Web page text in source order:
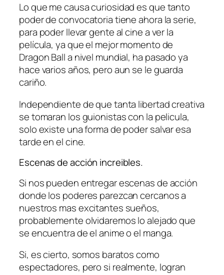
Lo que me causa curiosidad es que tanto
poder de convocatoria tiene ahora la serie,
para poder llevar gente al cine a ver la
película, ya que el mejor momento de
Dragon Ball a nivel mundial, ha pasado ya
hace varios años, pero aun se le guarda
cariño.
Independiente de que tanta libertad creativa
se tomaran los guionistas con la pelicula,
solo existe una forma de poder salvar esa
tarde en el cine.
Escenas de acción increibles.
Si nos pueden entregar escenas de acción
donde los poderes parezcan cercanos a
nuestros mas excitantes sueños,
probablemente olvidaremos lo alejado que
se encuentra de el anime o el manga.
Si, es cierto, somos baratos como
espectadores, pero si realmente, logran